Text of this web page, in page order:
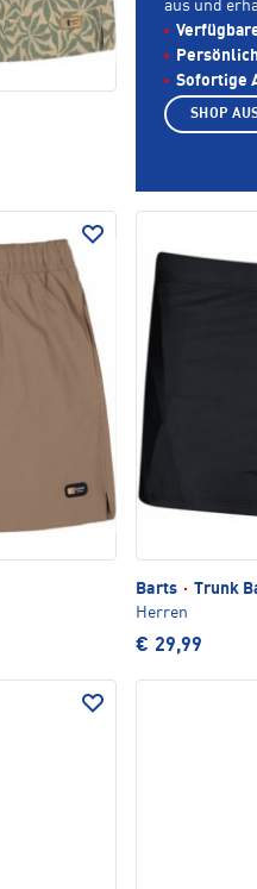
Barts · Trunk
Herren
€ 29,99
aus und
Sofortige